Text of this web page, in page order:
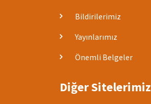
Bildirilerimiz
Yayınlarımız
Önemli Belgeler
Diğer Sitelerimiz